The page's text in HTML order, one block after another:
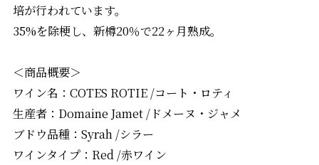
培が行われています。
35%を除梗し、新樽20％で22ヶ月熟成。
＜商品概要＞
ワイン名：COTES ROTIE /コート・ロティ
生産者：Domaine Jamet /ドメーヌ・ジャメ
ブドウ品種：Syrah /シラー
ワインタイプ：Red /赤ワイン